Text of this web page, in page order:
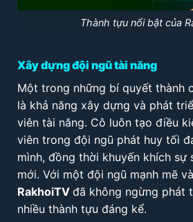
Thành tựu nổi bật của
Xây dựng đội ngũ tài năng
Một trong những bí quyết thành
là khả năng xây dựng và phát
viên tài năng. Cô luôn tạo điều
viên trong đội ngũ phát huy tối
mình, đồng thời khuyến khích sự
mới. Với một đội ngũ mạnh mẽ
RakhoiTV đã không ngừng phát
nhiều thành tựu đáng kể.